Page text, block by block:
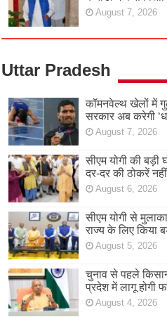
August 7, 2026
Uttar Pradesh
कॉमनवेल्थ खेलों में
सरकार अब करेगी
August 7, 2026
सीएम योगी की
दर-दर की ठोकरें
August 6, 2026
सीएम योगी से
राज्य के लिए किया
August 5, 2026
चुनाव से पहले
प्रदेश में लागू होगी
August 4, 2026